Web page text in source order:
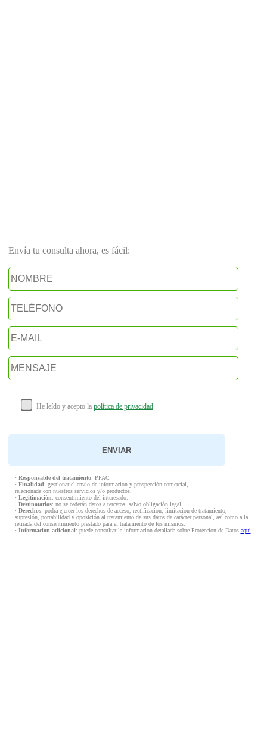
Envía tu consulta ahora, es fácil:
He leído y acepto la política de privacidad.
· Responsable del tratamiento: PPAC
· Finalidad: gestionar el envío de información y prospección comercial,
relacionada con nuestros servicios y/o productos.
· Legitimación: consentimiento del interesado.
· Destinatarios: no se cederán datos a terceros, salvo obligación legal.
· Derechos: podrá ejercer los derechos de acceso, rectificación, limitación de tratamiento,
supresión, portabilidad y oposición al tratamiento de sus datos de carácter personal, así como a la
retirada del consentimiento prestado para el tratamiento de los mismos.
· Información adicional: puede consultar la información detallada sobre Protección de Datos aquí.